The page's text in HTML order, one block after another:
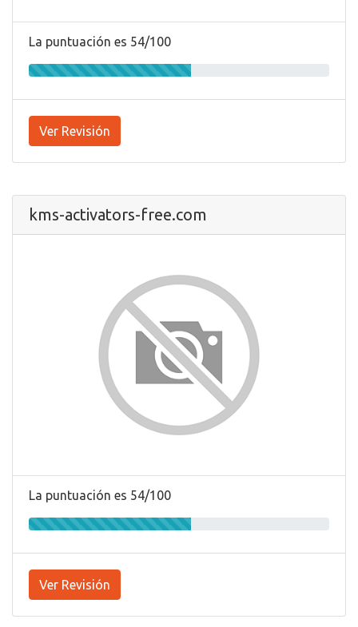
La puntuación es 54/100
Ver Revisión
kms-activators-free.com
La puntuación es 54/100
Ver Revisión